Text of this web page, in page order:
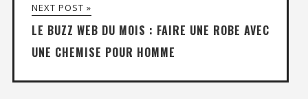
NEXT POST »
LE BUZZ WEB DU MOIS : FAIRE UNE ROBE AVEC
UNE CHEMISE POUR HOMME